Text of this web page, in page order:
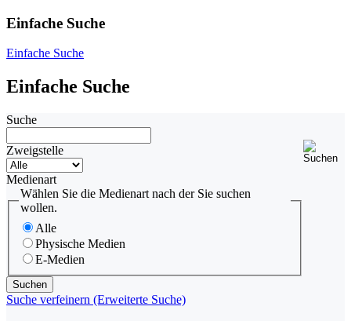
Einfache Suche
Einfache Suche
Einfache Suche
Suche
Zweigstelle
Medienart
Wählen Sie die Medienart nach der Sie suchen
wollen.
Alle
Physische Medien
E-Medien
Suche verfeinern (Erweiterte Suche)